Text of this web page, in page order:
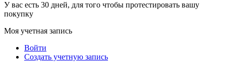
У вас есть 30 дней, для того чтобы протестировать вашу
покупку
Моя учетная запись
Войти
Создать учетную запись